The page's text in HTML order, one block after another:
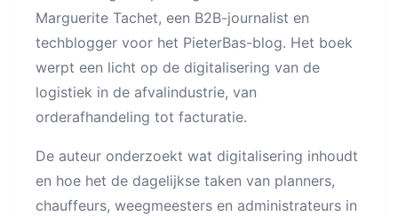
Marguerite Tachet, een B2B-journalist en
techblogger voor het PieterBas-blog. Het boek
werpt een licht op de digitalisering van de
logistiek in de afvalindustrie, van
orderafhandeling tot facturatie.
De auteur onderzoekt wat digitalisering inhoudt
en hoe het de dagelijkse taken van planners,
chauffeurs, weegmeesters en administrateurs in